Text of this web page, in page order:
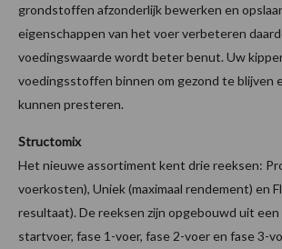
grondstoffen afzonderlijk bewerken en
eigenschappen van het voer verbeteren
voedingswaarde wordt beter benut. Uw
voedingsstoffen binnen om gezond te blijven
kunnen presteren.
Structomix
Het nieuwe assortiment kent drie reeksen:
voerkosten), Uniek (maximaal rendement) en
resultaat). De reeksen zijn opgebouwd uit een
startvoer, fase 1-voer, fase 2-voer en fase 3-